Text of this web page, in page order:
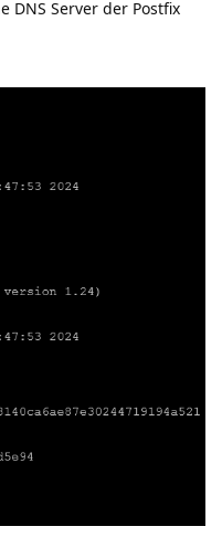
DNS Server der Postfix